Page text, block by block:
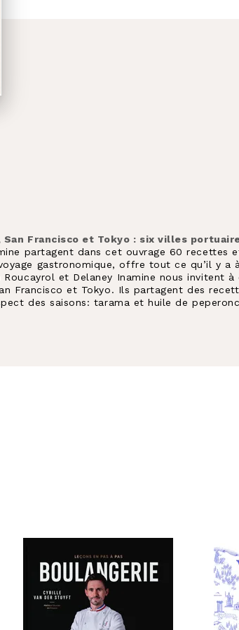
San Francisco et Tokyo : six villes
partagent dans cet ouvrage 60 recettes
gastronomique, offre tout ce qu’il y a
et Delaney Inamine nous invitent
Francisco et Tokyo. Ils partagent des
des saisons: tarama et huile de